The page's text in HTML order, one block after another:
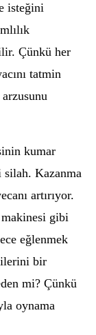
isteğini
Çünkü her
tatmin
kumar
silah. Kazanma
artırıyor.
gibi
eğlenmek
bir
mi? Çünkü
oynama